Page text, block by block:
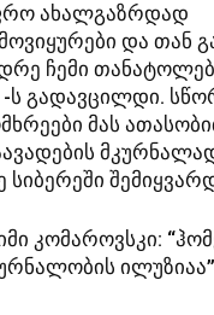
ახალგაზრდად
და თან
ჩემი
-ს გადავცილდი.
მას
სიბერეში
კომაროვსკი:
ილუზიაა”